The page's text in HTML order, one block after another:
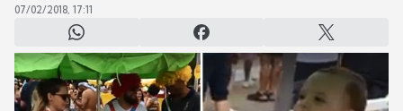
07/02/2018, 17:11